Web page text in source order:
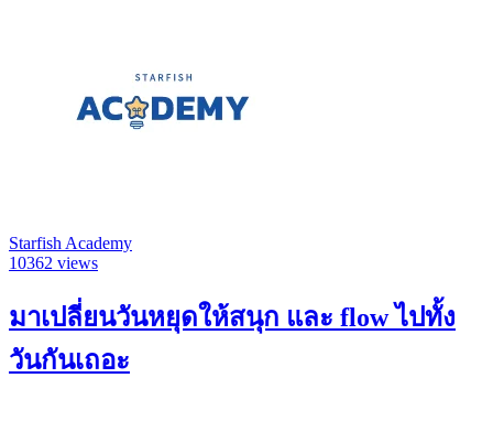
Starfish Academy
10362 views
มาเปลี่ยนวันหยุดให้สนุก และ flow ไปทั้ง
วันกันเถอะ